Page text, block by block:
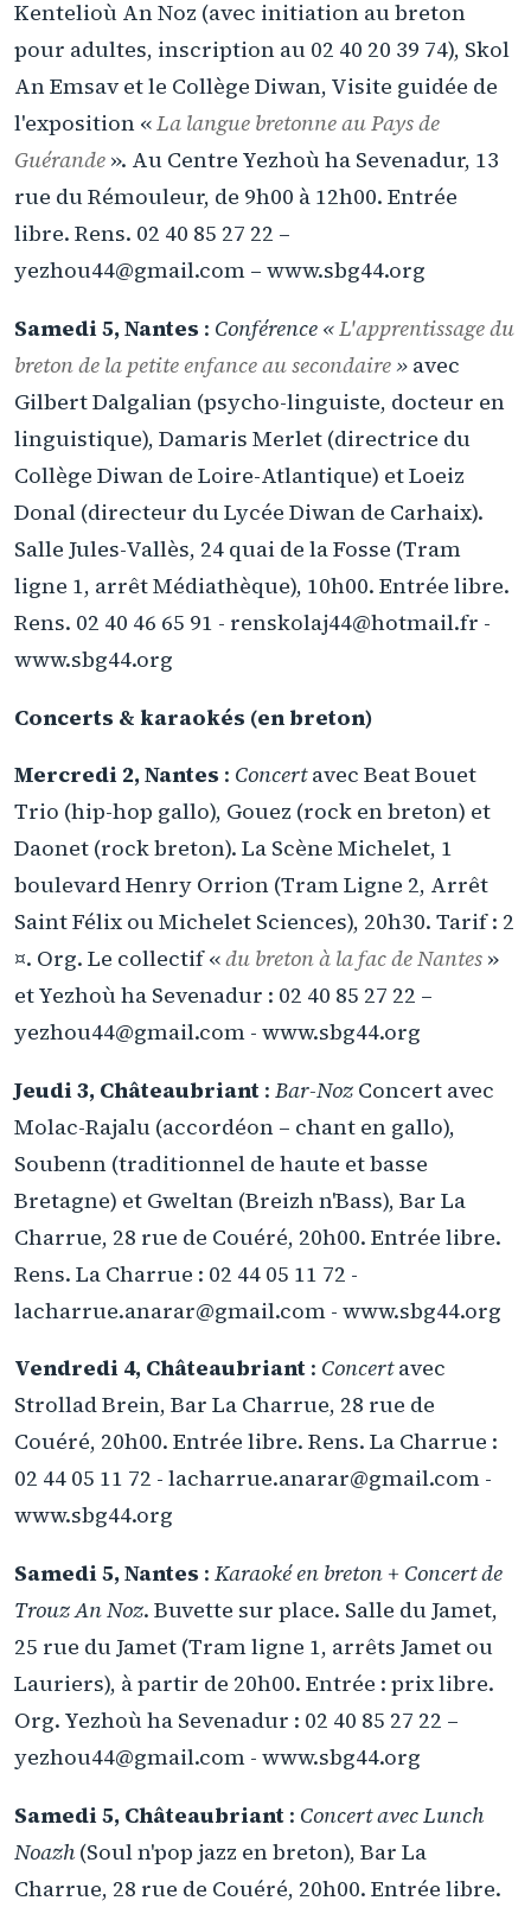
Kentelioù An Noz (avec initiation au breton
pour adultes, inscription au 02 40 20 39 74), Skol
An Emsav et le Collège Diwan, Visite guidée de
l'exposition «La langue bretonne au Pays de
Guérande ». Au Centre Yezhoù ha Sevenadur, 13
rue du Rémouleur, de 9h00 à 12h00. Entrée
libre. Rens. 02 40 85 27 22 –
yezhou44@gmail.com – www.sbg44.org
Samedi 5, Nantes : Conférence «L'apprentissage du
breton de la petite enfance au secondaire» avec
Gilbert Dalgalian (psycho-linguiste, docteur en
linguistique), Damaris Merlet (directrice du
Collège Diwan de Loire-Atlantique) et Loeiz
Donal (directeur du Lycée Diwan de Carhaix).
Salle Jules-Vallès, 24 quai de la Fosse (Tram
ligne 1, arrêt Médiathèque), 10h00. Entrée libre.
Rens. 02 40 46 65 91 - renskolaj44@hotmail.fr -
www.sbg44.org
Concerts & karaokés (en breton)
Mercredi 2, Nantes : Concertavec Beat Bouet
Trio (hip-hop gallo), Gouez (rock en breton) et
Daonet (rock breton). La Scène Michelet, 1
boulevard Henry Orrion (Tram Ligne 2, Arrêt
Saint Félix ou Michelet Sciences), 20h30. Tarif : 2
¤. Org. Le collectif «du breton à la fac de Nantes »
et Yezhoù ha Sevenadur : 02 40 85 27 22 –
yezhou44@gmail.com - www.sbg44.org
Jeudi 3, Châteaubriant : Bar-Noz Concert avec
Molac-Rajalu (accordéon – chant en gallo),
Soubenn (traditionnel de haute et basse
Bretagne) et Gweltan (Breizh n'Bass), Bar La
Charrue, 28 rue de Couéré, 20h00. Entrée libre.
Rens. La Charrue : 02 44 05 11 72 -
lacharrue.anarar@gmail.com - www.sbg44.org
Vendredi 4, Châteaubriant : Concertavec
Strollad Brein, Bar La Charrue, 28 rue de
Couéré, 20h00. Entrée libre. Rens. La Charrue :
02 44 05 11 72 - lacharrue.anarar@gmail.com -
www.sbg44.org
Samedi 5, Nantes : Karaoké en breton + Concert de
Trouz An Noz. Buvette sur place. Salle du Jamet,
25 rue du Jamet (Tram ligne 1, arrêts Jamet ou
Lauriers), à partir de 20h00. Entrée : prix libre.
Org. Yezhoù ha Sevenadur : 02 40 85 27 22 –
yezhou44@gmail.com - www.sbg44.org
Samedi 5, Châteaubriant : Concert avec Lunch
Noazh (Soul n'pop jazz en breton), Bar La
Charrue, 28 rue de Couéré, 20h00. Entrée libre.